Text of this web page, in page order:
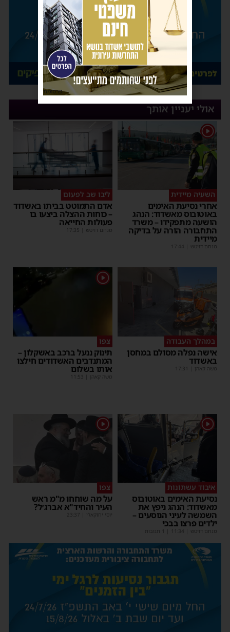
אולי יעניין אותך
1
השעיה מיידית
אחרי נסיעת האימים
באוטובוס מאשדוד: הנהג
הושעה מתפקידו – משרד
התחבורה הורה על בדיקה
מיידית
מנחם דויטש 17:44
ליבו שב לפעום
אדם התמוטט בביתו באשדוד
– כוחות ההצלה ביצעו בו
פעולות החייאה
מנחם דויטש 17:35
במהלך העבודה
אישה נפלה מסולם במחסן
באשדוד
משה קאהן 17:31
1
צפו
תינוק ננעל ברכב באשקלון –
המתנדבים האשדודים חילצו
אותו בשלום
משה קאהן 11:53
1
איבוד עשתונות
נסיעת האימים באוטובוס
מאשדוד: הנהג ניפץ את
השמשה לעיני הנוסעים –
ילדים פרצו בבכי
מנחם דויטש 11:34
1
צפו
על מה שוחחו מ"מ ראש
העיר והחיד"א אברג׳ל?
יוסי יחזקאלי 23:37
פרסומת